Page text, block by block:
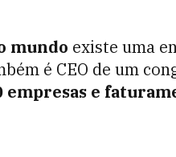
mundo existe uma
é CEO de um
empresas e